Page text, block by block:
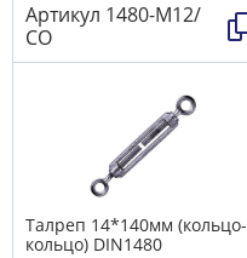
Артикул 1480-М12/
СО
Талреп 14*140мм (кольцо-
кольцо) DIN1480